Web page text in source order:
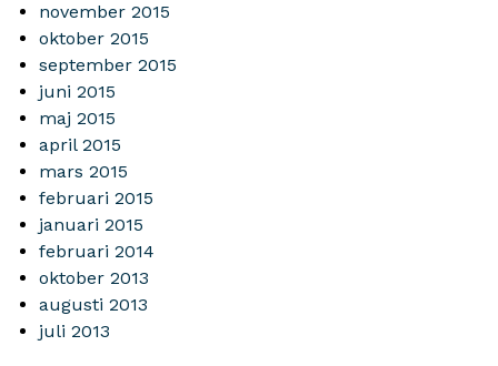
november 2015
oktober 2015
september 2015
juni 2015
maj 2015
april 2015
mars 2015
februari 2015
januari 2015
februari 2014
oktober 2013
augusti 2013
juli 2013